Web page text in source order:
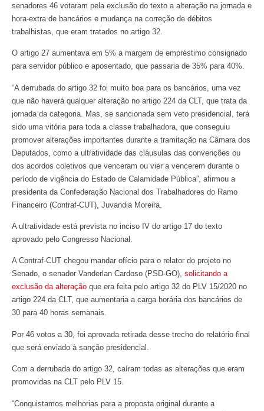
senadores 46 votaram pela exclusão do texto a alteração na jornada e
hora-extra de bancários e mudança na correção de débitos
trabalhistas, que eram tratados no artigo 32.
O artigo 27 aumentava em 5% a margem de empréstimo consignado
para servidor público e aposentado, que passaria de 35% para 40%.
“A derrubada do artigo 32 foi muito boa para os bancários, uma vez
que não haverá qualquer alteração no artigo 224 da CLT, que trata da
jornada da categoria. Mas, se sancionada sem veto presidencial, terá
sido uma vitória para toda a classe trabalhadora, que conseguiu
promover alterações importantes durante a tramitação na Câmara dos
Deputados, como a ultratividade das cláusulas das convenções ou
dos acordos coletivos que venceram ou vier a vencerem durante o
período de vigência do Estado de Calamidade Pública”, afirmou a
presidenta da Confederação Nacional dos Trabalhadores do Ramo
Financeiro (Contraf-CUT), Juvandia Moreira.
A ultratividade está prevista no inciso IV do artigo 17 do texto
aprovado pelo Congresso Nacional.
A Contraf-CUT chegou mandar ofício para o relator do projeto no
Senado, o senador Vanderlan Cardoso (PSD-GO), solicitando a
exclusão da alteração que era feita pelo artigo 32 do PLV 15/2020 no
artigo 224 da CLT, que aumentaria a carga horária dos bancários de
30 para 40 horas semanais.
Por 46 votos a 30, foi aprovada retirada desse trecho do relatório final
que será enviado à sanção presidencial.
Com a derrubada do artigo 32, caíram todas as alterações que eram
promovidas na CLT pelo PLV 15.
“Conquistamos melhorias para a proposta original durante a